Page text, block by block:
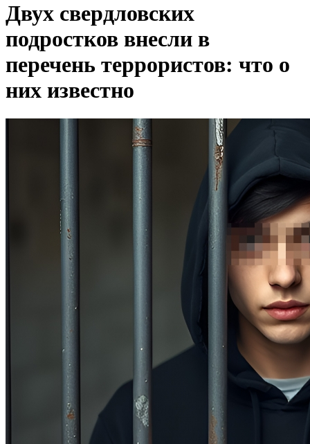
Двух свердловских
подростков внесли в
перечень террористов: что о
них известно